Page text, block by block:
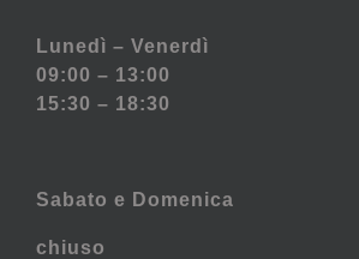
Lunedì – Venerdì
09:00 – 13:00
15:30 – 18:30
Sabato e Domenica
chiuso